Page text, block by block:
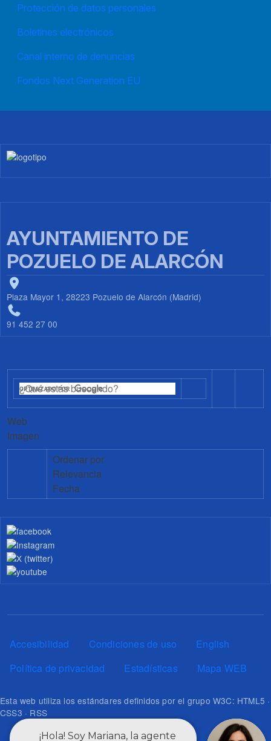
Protección de datos personales
Boletines electrónicos
Canal interno de denuncias
Fondos Next Generation EU
Imagen
AYUNTAMIENTO DE
POZUELO DE ALARCÓN
Plaza Mayor 1, 28223 Pozuelo de Alarcón (Madrid)
91 452 27 00
Web
Imagen
Ordenar por
Relevancia
Fecha
Pie de página
Accesibilidad Condiciones de uso
English
Política de privacidad
Estadísticas Mapa WEB
Esta web utiliza los estándares definidos por el grupo W3C: HTML5 ·
CSS3 · RSS